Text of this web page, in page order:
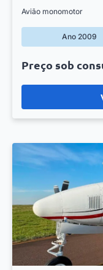
Avião monomotor
Ano 2009
Preço sob